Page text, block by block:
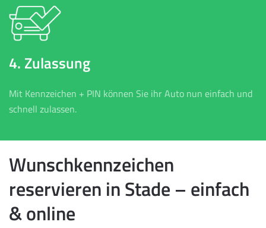
4. Zulassung
Mit Kennzeichen + PIN können Sie ihr Auto nun einfach und
schnell zulassen.
Wunschkennzeichen
reservieren in Stade – einfach
& online